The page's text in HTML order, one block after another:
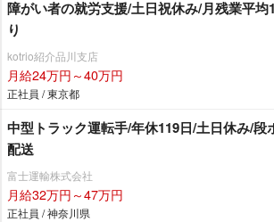
障がい者の就労支援/土日祝休み/月残業平
り
kotrio紹介品川支店
月給24万円～40万円
正社員 / 東京都
中型トラック運転手/年休119日/土日休み/段
配送
富士運輸株式会社
月給32万円～47万円
正社員 / 神奈川県